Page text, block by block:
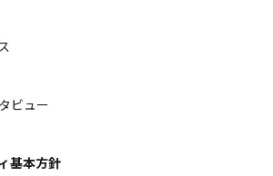
ビュー
基本方針